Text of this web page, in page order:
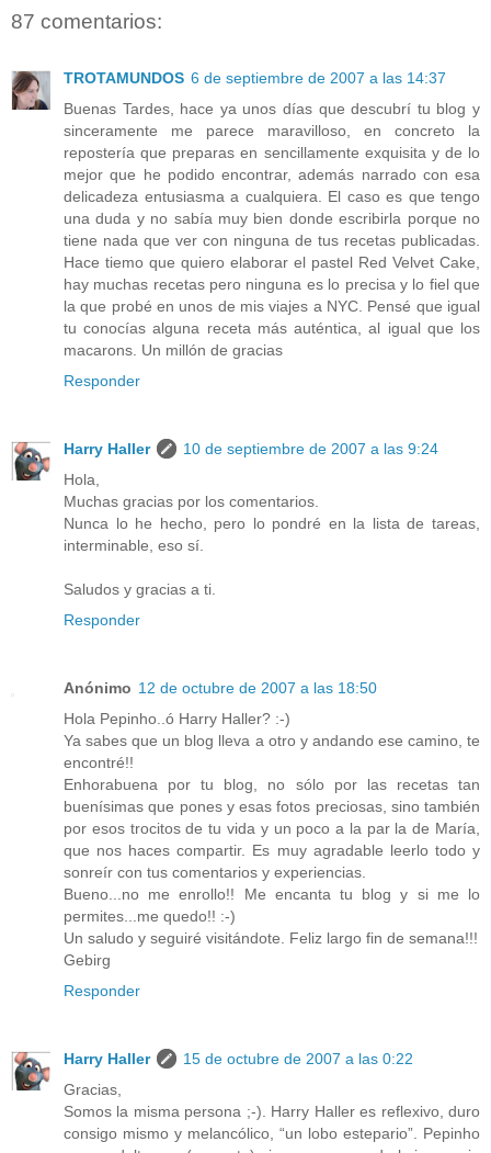
87 comentarios:
TROTAMUNDOS 6 de septiembre de 2007 a las 14:37
Buenas Tardes, hace ya unos días que descubrí tu blog y
sinceramente me parece maravilloso, en concreto la
repostería que preparas en sencillamente exquisita y de lo
mejor que he podido encontrar, además narrado con esa
delicadeza entusiasma a cualquiera. El caso es que tengo
una duda y no sabía muy bien donde escribirla porque no
tiene nada que ver con ninguna de tus recetas publicadas.
Hace tiemo que quiero elaborar el pastel Red Velvet Cake,
hay muchas recetas pero ninguna es lo precisa y lo fiel que
la que probé en unos de mis viajes a NYC. Pensé que igual
tu conocías alguna receta más auténtica, al igual que los
macarons. Un millón de gracias
Responder
Harry Haller
10 de septiembre de 2007 a las 9:24
Hola,
Muchas gracias por los comentarios.
Nunca lo he hecho, pero lo pondré en la lista de tareas,
interminable, eso sí.
Saludos y gracias a ti.
Responder
Anónimo 12 de octubre de 2007 a las 18:50
Hola Pepinho..ó Harry Haller? :-)
Ya sabes que un blog lleva a otro y andando ese camino, te
encontré!!
Enhorabuena por tu blog, no sólo por las recetas tan
buenísimas que pones y esas fotos preciosas, sino también
por esos trocitos de tu vida y un poco a la par la de María,
que nos haces compartir. Es muy agradable leerlo todo y
sonreír con tus comentarios y experiencias.
Bueno...no me enrollo!! Me encanta tu blog y si me lo
permites...me quedo!! :-)
Un saludo y seguiré visitándote. Feliz largo fin de semana!!!
Gebirg
Responder
Harry Haller
15 de octubre de 2007 a las 0:22
Gracias,
Somos la misma persona ;-). Harry Haller es reflexivo, duro
consigo mismo y melancólico, “un lobo estepario”. Pepinho